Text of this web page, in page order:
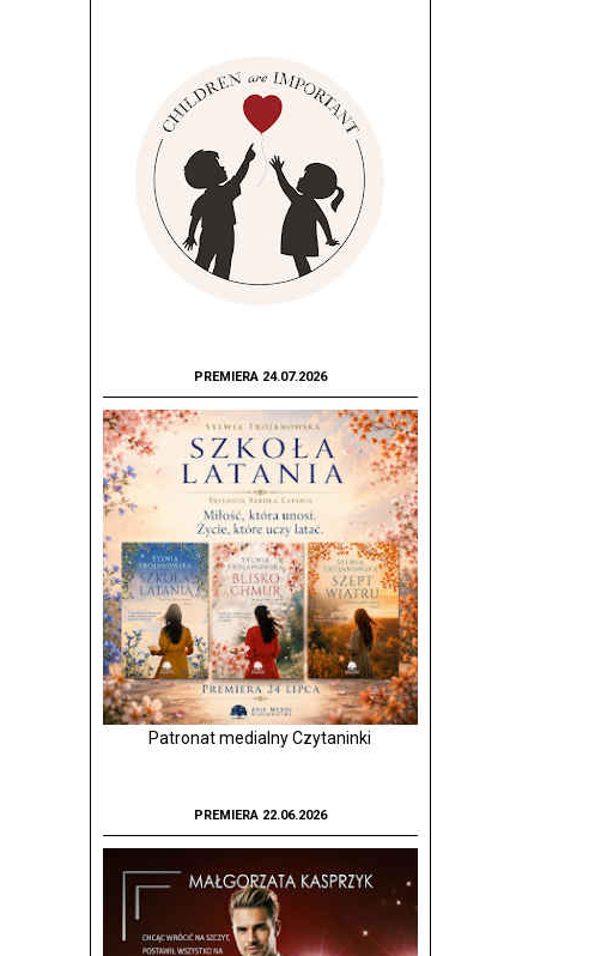
PREMIERA 24.07.2026
Patronat medialny Czytaninki
PREMIERA 22.06.2026